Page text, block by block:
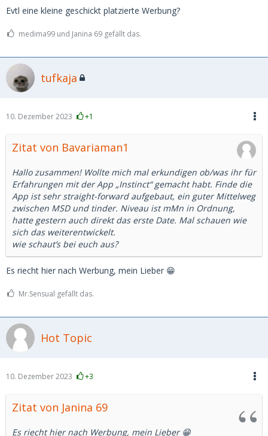
Evtl eine kleine geschickt platzierte Werbung?
medima99 und Janina 69 gefällt das.
tufkaja
10. Dezember 2023 +1
Zitat von Bavariaman1
Hallo zusammen! Wollte mich mal erkundigen ob/was ihr für
Erfahrungen mit der App „Instinct“ gemacht habt. Finde die
App ist sehr straight-forward aufgebaut, ein guter Mittelweg
zwischen MSD und tinder. Niveau ist mMn in Ordnung,
hatte gestern auch direkt das erste Date. Mal schauen wie
sich das weiterentwickelt.
wie schaut’s bei euch aus?
Es riecht hier nach Werbung, mein Lieber 😁
Mr.Sensual gefällt das.
Hot Topic
10. Dezember 2023 +3
Zitat von Janina 69
Es riecht hier nach Werbung, mein Lieber 😁